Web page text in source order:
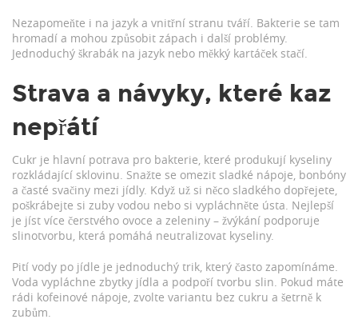
Nezapomeňte i na jazyk a vnitřní stranu tváří. Bakterie se tam
hromadí a mohou způsobit zápach i další problémy.
Jednoduchý škrabák na jazyk nebo měkký kartáček stačí.
Strava a návyky, které kaz
nepřátí
Cukr je hlavní potrava pro bakterie, které produkují kyseliny
rozkládající sklovinu. Snažte se omezit sladké nápoje, bonbóny
a časté svačiny mezi jídly. Když už si něco sladkého dopřejete,
poškrábejte si zuby vodou nebo si vypláchněte ústa. Nejlepší
je jíst více čerstvého ovoce a zeleniny – žvýkání podporuje
slinotvorbu, která pomáhá neutralizovat kyseliny.
Pití vody po jídle je jednoduchý trik, který často zapomínáme.
Voda vypláchne zbytky jídla a podpoří tvorbu slin. Pokud máte
rádi kofeinové nápoje, zvolte variantu bez cukru a šetrně k
zubům.